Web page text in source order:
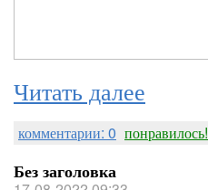
Читать далее
комментарии: 0 понравилось!
Без заголовка